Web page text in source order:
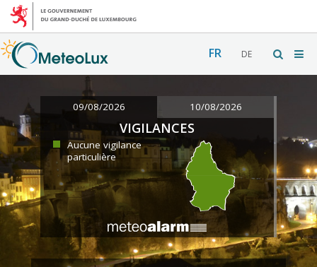
FR DE
09/08/2026 10/08/2026
VIGILANCES
Aucune vigilance
particulière